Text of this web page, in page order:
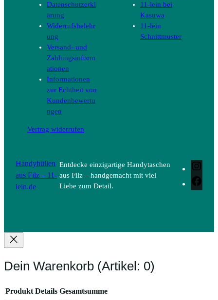
Datenschutzerkl
ärung
Widerrufsbelehr
ung
Versand- und
Zahlungsinform
ationen
Informationen
zur Echtheit von
Kundenbewertu
ngen
Vertrag widerrufen
11-lein bei
Kasuwa
11-lein
Schnittmuster
Handyhüllen
aus Filz – 11-
lein.de
Entdecke einzigartige Handytaschen
aus Filz – handgemacht mit viel
Liebe zum Detail.
Dein Warenkorb (Artikel: 0)
Produkt Details Gesamtsumme